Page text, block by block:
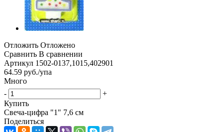
Отложить Отложено
Сравнить В сравнении
Артикул 1502-0137,1015,402901
64.59 руб./упа
Много
-
+
Купить
Свеча-цифра "1" 7,6 см
Поделиться